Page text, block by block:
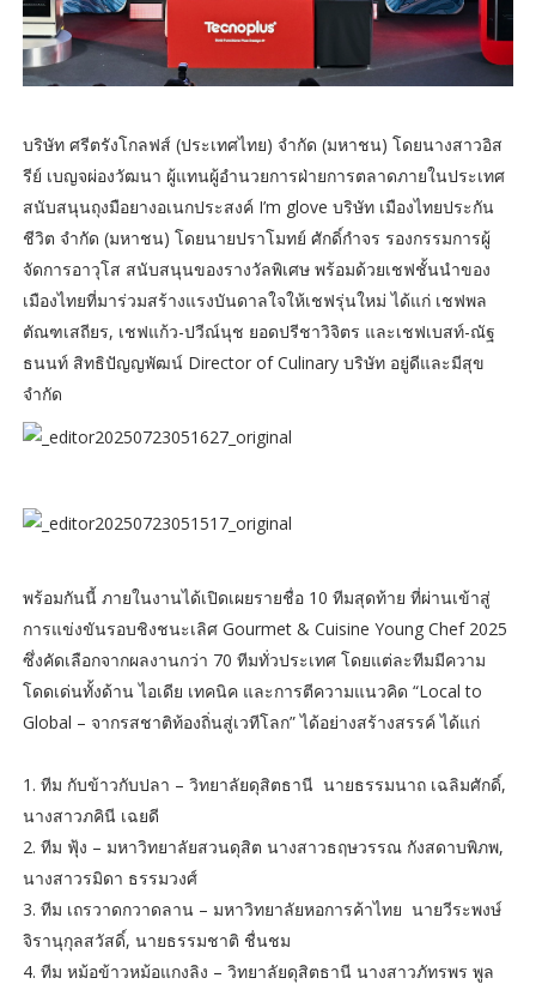
บริษัท ศรีตรังโกลฟส์ (ประเทศไทย) จำกัด (มหาชน) โดยนางสาวอิส
รีย์ เบญจผ่องวัฒนา ผู้แทนผู้อำนวยการฝ่ายการตลาดภายในประเทศ
สนับสนุนถุงมือยางอเนกประสงค์ I’m glove บริษัท เมืองไทยประกัน
ชีวิต จำกัด (มหาชน) โดยนายปราโมทย์ ศักดิ์กําจร รองกรรมการผู้
จัดการอาวุโส สนับสนุนของรางวัลพิเศษ พร้อมด้วยเชฟชั้นนำของ
เมืองไทยที่มาร่วมสร้างแรงบันดาลใจให้เชฟรุ่นใหม่ ได้แก่ เชฟพล
ตัณฑเสถียร, เชฟแก้ว-ปวีณ์นุช ยอดปรีชาวิจิตร และเชฟเบสท์-ณัฐ
ธนนท์ สิทธิปัญญพัฒน์ Director of Culinary บริษัท อยู่ดีและมีสุข
จำกัด
พร้อมกันนี้ ภายในงานได้เปิดเผยรายชื่อ 10 ทีมสุดท้าย ที่ผ่านเข้าสู่
การแข่งขันรอบชิงชนะเลิศ Gourmet & Cuisine Young Chef 2025
ซึ่งคัดเลือกจากผลงานกว่า 70 ทีมทั่วประเทศ โดยแต่ละทีมมีความ
โดดเด่นทั้งด้าน ไอเดีย เทคนิค และการตีความแนวคิด “Local to
Global – จากรสชาติท้องถิ่นสู่เวทีโลก” ได้อย่างสร้างสรรค์ ได้แก่
1. ทีม กับข้าวกับปลา – วิทยาลัยดุสิตธานี นายธรรมนาถ เฉลิมศักดิ์,
นางสาวภคินี เฉยดี
2. ทีม ฟุ้ง – มหาวิทยาลัยสวนดุสิต นางสาวธฤษวรรณ กังสดาบพิภพ,
นางสาวรมิดา ธรรมวงศ์
3. ทีม เถรวาดกวาดลาน – มหาวิทยาลัยหอการค้าไทย นายวีระพงษ์
จิรานุกุลสวัสดิ์, นายธรรมชาติ ชื่นชม
4. ทีม หม้อข้าวหม้อแกงลิง – วิทยาลัยดุสิตธานี นางสาวภัทรพร พูล